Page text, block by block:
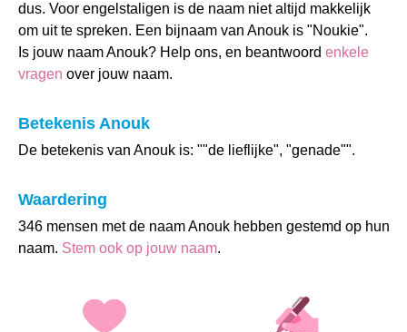
dus. Voor engelstaligen is de naam niet altijd makkelijk
om uit te spreken. Een bijnaam van Anouk is "Noukie".
Is jouw naam Anouk? Help ons, en beantwoord enkele
vragen over jouw naam.
Betekenis Anouk
De betekenis van Anouk is: ""de lieflijke", "genade"".
Waardering
346 mensen met de naam Anouk hebben gestemd op hun
naam. Stem ook op jouw naam.